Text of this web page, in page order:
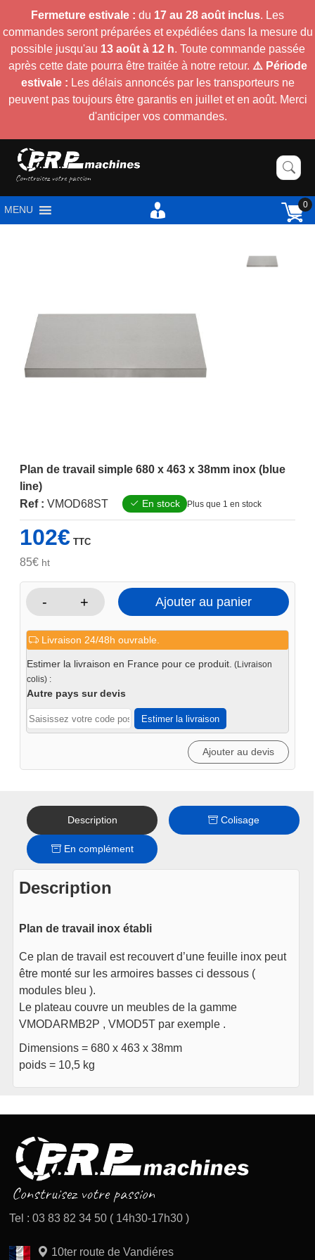
Fermeture estivale : du 17 au 28 août inclus. Les
commandes seront préparées et expédiées dans la mesure du
possible jusqu'au 13 août à 12 h. Toute commande passée
après cette date pourra être traitée à notre retour. ⚠️ Période
estivale : Les délais annoncés par les transporteurs ne
peuvent pas toujours être garantis en juillet et en août. Merci
d'anticiper vos commandes.
MENU 0
Plan de travail simple 680 x 463 x 38mm inox (blue
line)
Ref : VMOD68ST En stock Plus que 1 en stock
102€ TTC
85€ht
-
quantité
Plan
de
simple
680
x
+ Ajouter au panier
Livraison 24/48h ouvrable.
Estimer la livraison en France pour ce produit. (Livraison
colis) :
Autre pays sur devis
Estimer la livraison
Ajouter au devis
Description Colisage
En complément
Description
Plan de travail inox établi
Ce plan de travail est recouvert d’une feuille inox peut
être monté sur les armoires basses ci dessous (
modules bleu ).
Le plateau couvre un meubles de la gamme
VMODARMB2P , VMOD5T par exemple .
Dimensions = 680 x 463 x 38mm
poids = 10,5 kg
Tel : 03 83 82 34 50 ( 14h30-17h30 )
10ter route de Vandiéres